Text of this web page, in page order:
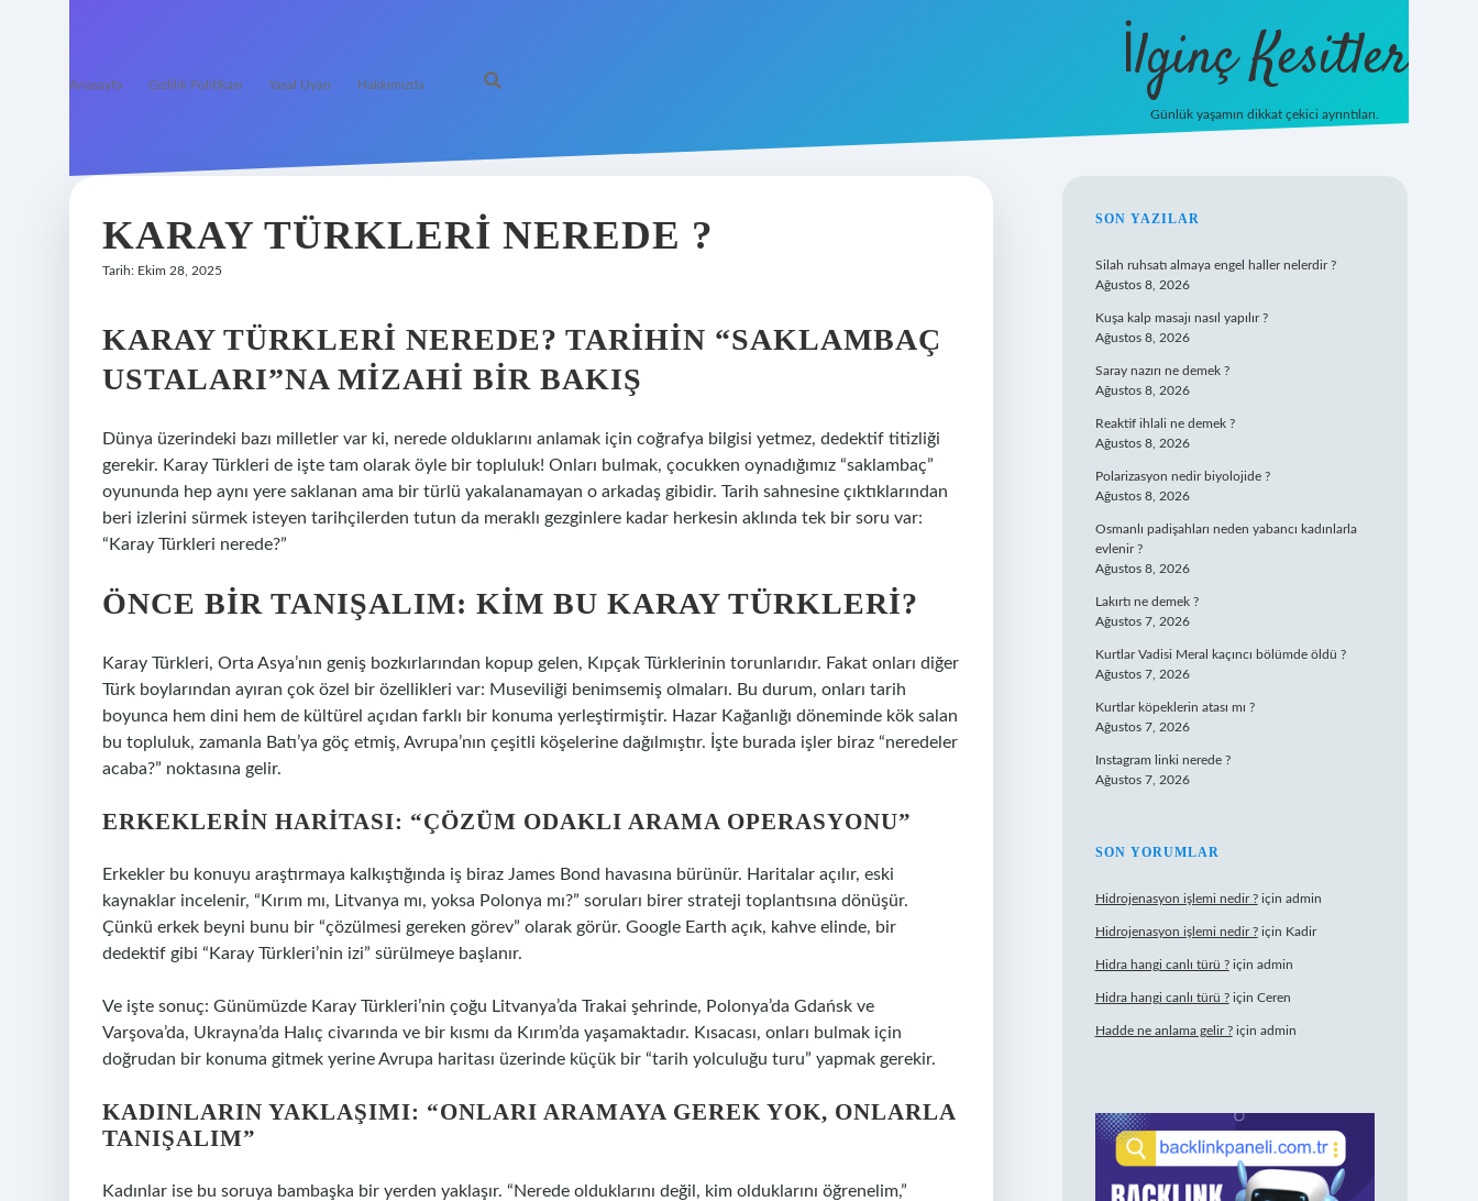
Anasayfa Gizlilik Politikası Yasal Uyarı Hakkımızda İlginç Kesitler
Günlük yaşamın dikkat çekici ayrıntıları.
KARAY TÜRKLERI NEREDE ?
Tarih: Ekim 28, 2025
KARAY TÜRKLERI NEREDE? TARIHIN “SAKLAMBAÇ
USTALARI”NA MIZAHI BIR BAKIŞ
Dünya üzerindeki bazı milletler var ki, nerede olduklarını anlamak için coğrafya bilgisi yetmez, dedektif titizliği
gerekir. Karay Türkleri de işte tam olarak öyle bir topluluk! Onları bulmak, çocukken oynadığımız “saklambaç”
oyununda hep aynı yere saklanan ama bir türlü yakalanamayan o arkadaş gibidir. Tarih sahnesine çıktıklarından
beri izlerini sürmek isteyen tarihçilerden tutun da meraklı gezginlere kadar herkesin aklında tek bir soru var:
“Karay Türkleri nerede?”
ÖNCE BIR TANIŞALIM: KIM BU KARAY TÜRKLERI?
Karay Türkleri, Orta Asya’nın geniş bozkırlarından kopup gelen, Kıpçak Türklerinin torunlarıdır. Fakat onları diğer
Türk boylarından ayıran çok özel bir özellikleri var: Museviliği benimsemiş olmaları. Bu durum, onları tarih
boyunca hem dini hem de kültürel açıdan farklı bir konuma yerleştirmiştir. Hazar Kağanlığı döneminde kök salan
bu topluluk, zamanla Batı’ya göç etmiş, Avrupa’nın çeşitli köşelerine dağılmıştır. İşte burada işler biraz “neredeler
acaba?” noktasına gelir.
ERKEKLERIN HARITASI: “ÇÖZÜM ODAKLI ARAMA OPERASYONU”
Erkekler bu konuyu araştırmaya kalkıştığında iş biraz James Bond havasına bürünür. Haritalar açılır, eski
kaynaklar incelenir, “Kırım mı, Litvanya mı, yoksa Polonya mı?” soruları birer strateji toplantısına dönüşür.
Çünkü erkek beyni bunu bir “çözülmesi gereken görev” olarak görür. Google Earth açık, kahve elinde, bir
dedektif gibi “Karay Türkleri’nin izi” sürülmeye başlanır.
Ve işte sonuç: Günümüzde Karay Türkleri’nin çoğu Litvanya’da Trakai şehrinde, Polonya’da Gdańsk ve
Varşova’da, Ukrayna’da Halıç civarında ve bir kısmı da Kırım’da yaşamaktadır. Kısacası, onları bulmak için
doğrudan bir konuma gitmek yerine Avrupa haritası üzerinde küçük bir “tarih yolculuğu turu” yapmak gerekir.
KADINLARIN YAKLAŞIMI: “ONLARI ARAMAYA GEREK YOK, ONLARLA
TANIŞALIM”
Kadınlar ise bu soruya bambaşka bir yerden yaklaşır. “Nerede olduklarını değil, kim olduklarını öğrenelim,”
SIDEBAR
SON YAZILAR
Silah ruhsatı almaya engel haller nelerdir ?
Ağustos 8, 2026
Kuşa kalp masajı nasıl yapılır ?
Ağustos 8, 2026
Saray nazırı ne demek ?
Ağustos 8, 2026
Reaktif ihlali ne demek ?
Ağustos 8, 2026
Polarizasyon nedir biyolojide ?
Ağustos 8, 2026
Osmanlı padişahları neden yabancı kadınlarla
evlenir ?
Ağustos 8, 2026
Lakırtı ne demek ?
Ağustos 7, 2026
Kurtlar Vadisi Meral kaçıncı bölümde öldü ?
Ağustos 7, 2026
Kurtlar köpeklerin atası mı ?
Ağustos 7, 2026
Instagram linki nerede ?
Ağustos 7, 2026
SON YORUMLAR
Hidrojenasyon işlemi nedir ?için admin
Hidrojenasyon işlemi nedir ?için Kadir
Hidra hangi canlı türü ?için admin
Hidra hangi canlı türü ?için Ceren
Hadde ne anlama gelir ?için admin